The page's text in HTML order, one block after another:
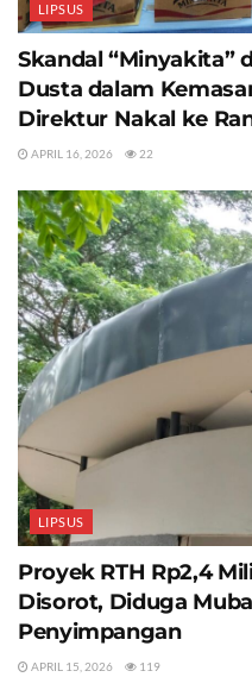
LIPSUS
Skandal “Minyakita”
Dusta dalam
Direktur Nakal ke
APRIL 16, 2026 22
LIPSUS
Proyek RTH Rp2,4
Disorot, Diduga
Penyimpangan
APRIL 15, 2026 119